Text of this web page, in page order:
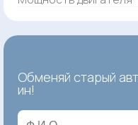
Обменяй старый
ин!